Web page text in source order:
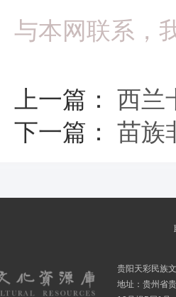
与本网联系，
上一篇： 西兰
下一篇： 苗族
贵阳天彩民族
地址：贵州省